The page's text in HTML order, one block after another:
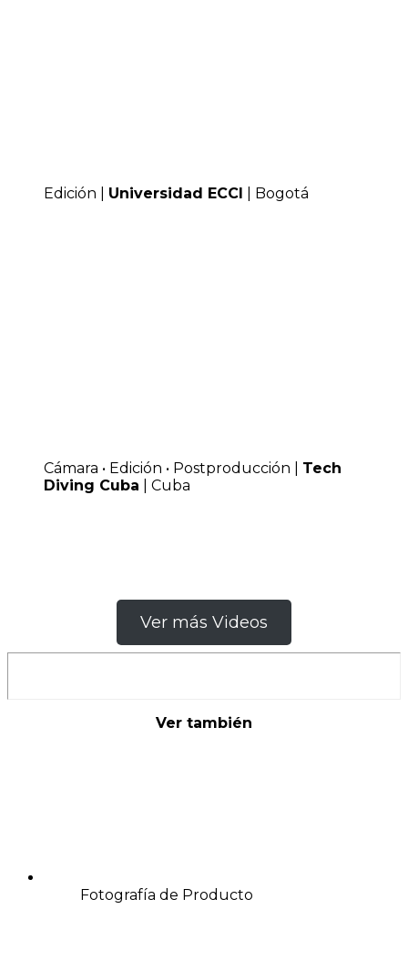
Edición | Universidad ECCI | Bogotá
Cámara • Edición • Postproducción | Tech
Diving Cuba | Cuba
Ver más Videos
Ver también
Fotografía de Producto